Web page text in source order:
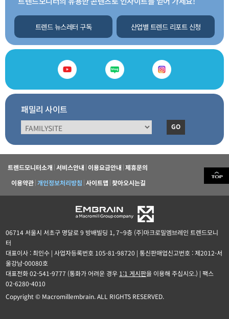
트렌드 뉴스레터 구독 산업별 트렌드 리포트 신청
패밀리 사이트
GO
트렌드모니터소개 서비스안내 이용요금안내 제휴문의
이용약관 개인정보처리방침 사이트맵 찾아오시는길
06714 서울시 서초구 명달로 9 방배빌딩 1, 7~9층 (주)마크로밀엠브레인 트렌드모니
터
대표이사 : 최인수 | 사업자등록번호 105-81-98720 | 통신판매업신고번호 : 제2012-서
울강남-00080호
대표전화 02-541-9777 (통화가 어려운 경우 1:1 게시판을 이용해 주십시오.) | 팩스
02-6280-4010
Copyright © Macromillembrain. ALL RIGHTS RESERVED.